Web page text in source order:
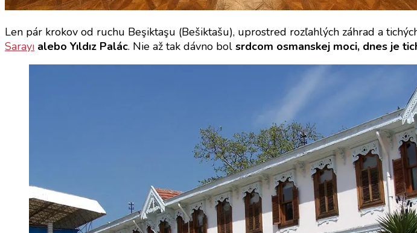
Len pár krokov od ruchu Beşiktaşu (Bešiktašu), uprostred rozľahlých záhrad a
Sarayı alebo Yıldız Palác. Nie až tak dávno bol srdcom osmanskej moci, dnes je